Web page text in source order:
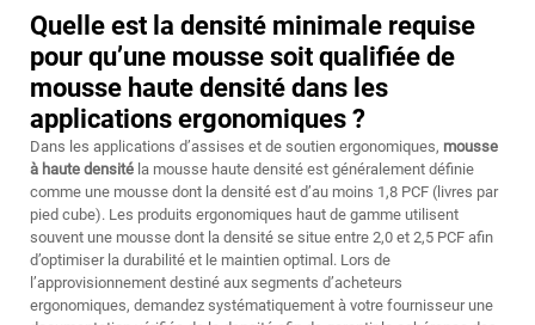
Quelle est la densité minimale requise
pour qu’une mousse soit qualifiée de
mousse haute densité dans les
applications ergonomiques ?
Dans les applications d’assises et de soutien ergonomiques, mousse
à haute densité la mousse haute densité est généralement définie
comme une mousse dont la densité est d’au moins 1,8 PCF (livres par
pied cube). Les produits ergonomiques haut de gamme utilisent
souvent une mousse dont la densité se situe entre 2,0 et 2,5 PCF afin
d’optimiser la durabilité et le maintien optimal. Lors de
l’approvisionnement destiné aux segments d’acheteurs
ergonomiques, demandez systématiquement à votre fournisseur une